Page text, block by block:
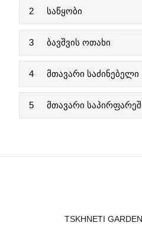
2 საწყობი
3 ბავშვის ოთახი
4 მთავარი საძინებელი
5 მთავარი
TSKHNETI